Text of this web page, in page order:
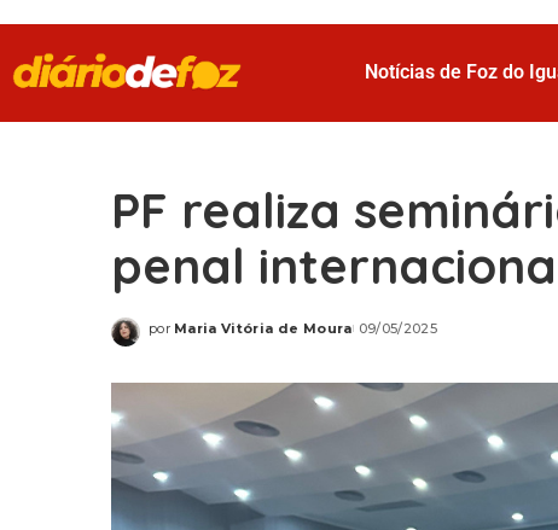
Notícias de Foz do
PF realiza
penal
por Maria Vitória de Moura 09/05/2025